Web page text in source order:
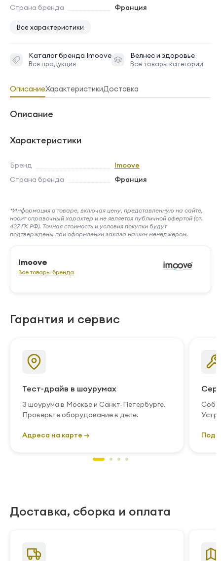
Страна бренда Франция
Все характеристики
Каталог бренда Imoove
Вся продукция
Велнес и здоровье
Все товары категории
ОписаниеХарактеристикиДоставка
Описание
Характеристики
Бренд
Imoove
Страна бренда
Франция
*Информация о товаре, включая цену, представленную на сайте,
носит справочный характер и не является публичной офертой (ст.
437 ГК РФ). Точная стоимость и условия покупки будут
подтверждены при оформлении заказа нашим менеджером.
Imoove
Все товары бренда
Гарантия и сервис
Тест-драйв в шоурумах
3 шоурума в Москве и Санкт-Петербурге.
Проверьте оборудование в деле.
Адреса на карте →
Доставка, сборка и оплата